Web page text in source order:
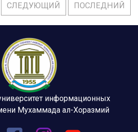
СЛЕДУЮЩИЙ ПОСЛЕДНИЙ
информационных
Мухаммада ал-Хоразмий